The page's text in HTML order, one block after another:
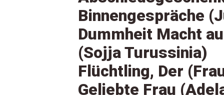
Binnengespräche
Dummheit Macht
(Sojja Turussinia)
Flüchtling, Der
Geliebte Frau